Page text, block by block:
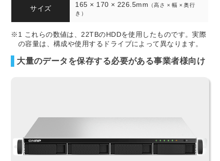
サイズ 165 × 170 × 226.5mm （高さ × 幅 × 奥行
き）
※1 これらの数値は、22TBのHDDを使用したものです。実際
の容量は、構成や使用するドライブによって異なります。
大量のデータを保存する必要がある事業者様向け